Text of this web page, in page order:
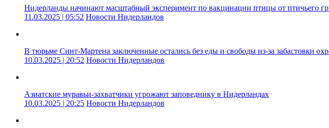
Нидерланды начинают масштабный эксперимент по вакцинации птицы от птичьего
11.03.2025 | 05:52 Новости Нидерландов
В тюрьме Синт-Мартена заключенные остались без еды и свободы из-за забастовки
10.03.2025 | 20:52 Новости Нидерландов
Азиатские муравьи-захватчики угрожают заповеднику в Нидерландах
10.03.2025 | 20:25 Новости Нидерландов